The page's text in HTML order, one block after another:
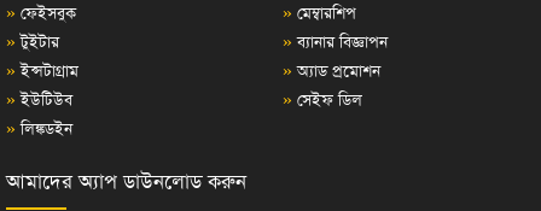
» ফেইসবুক
» টুইটার
» ইন্সটাগ্রাম
» ইউটিউব
» লিঙ্কডইন
» মেম্বারশিপ
» ব্যানার বিজ্ঞাপন
» অ্যাড প্রমোশন
» সেইফ ডিল
আমাদের অ্যাপ ডাউনলোড করুন